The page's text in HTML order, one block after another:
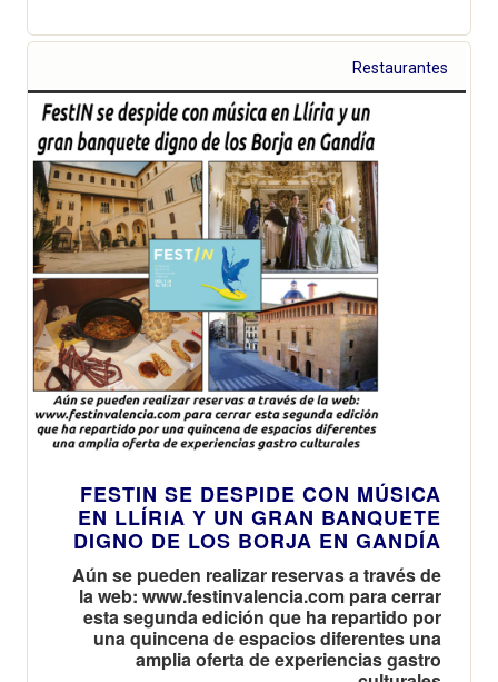
Restaurantes
FESTIN SE DESPIDE CON MÚSICA
EN LLÍRIA Y UN GRAN BANQUETE
DIGNO DE LOS BORJA EN GANDÍA
Aún se pueden realizar reservas a través de
la web: www.festinvalencia.com para cerrar
esta segunda edición que ha repartido por
una quincena de espacios diferentes una
amplia oferta de experiencias gastro